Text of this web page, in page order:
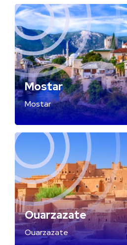
Mostar
Mostar
Ouarzazate
Ouarzazate